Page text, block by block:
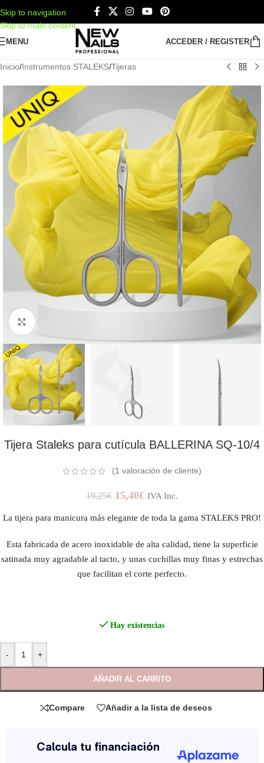
Skip to navigation
Skip to main content
MENU ACCEDER / REGISTER
Inicio/Instrumentos STALEKS/Tijeras
Tijera Staleks para cutícula BALLERINA SQ-10/4
(1 valoración de cliente)
19,25€ 15,40€ IVA Inc.
La tijera para manicura más elegante de toda la gama STALEKS PRO!
Esta fabricada de acero inoxidable de alta calidad, tiene la superficie
satinada muy agradable al tacto, y unas cuchillas muy finas y estrechas
que facilitan el corte perfecto.
Hay existencias
- +
AÑADIR AL CARRITO
Compare Añadir a la lista de deseos